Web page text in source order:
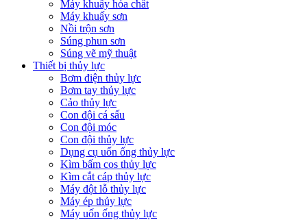
Máy khuấy hóa chất
Máy khuấy sơn
Nồi trộn sơn
Súng phun sơn
Súng vẽ mỹ thuật
Thiết bị thủy lực
Bơm điện thủy lực
Bơm tay thủy lực
Cảo thủy lực
Con đội cá sấu
Con đội móc
Con đội thủy lực
Dụng cụ uốn ống thủy lực
Kìm bấm cos thủy lực
Kìm cắt cáp thủy lực
Máy đột lỗ thủy lực
Máy ép thủy lực
Máy uốn ống thủy lực